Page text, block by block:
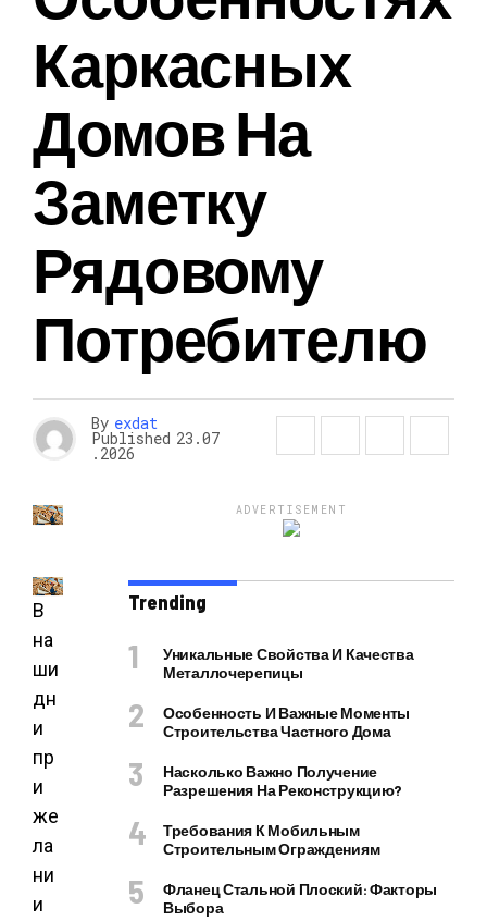
Каркасных
Домов На
Заметку
Рядовому
Потребителю
By exdat
Published 23.07
.2026
В
на
ши
дн
и
пр
и
же
ла
ни
и
ADVERTISEMENT
Trending
Уникальные Свойства И Качества
Металлочерепицы
Особенность И Важные Моменты
Строительства Частного Дома
Насколько Важно Получение
Разрешения На Реконструкцию?
Требования К Мобильным
Строительным Ограждениям
Фланец Стальной Плоский: Факторы
Выбора